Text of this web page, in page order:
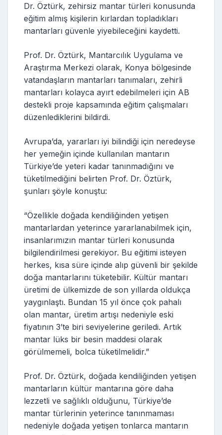
Dr. Öztürk, zehirsiz mantar türleri konusunda
eğitim almış kişilerin kırlardan topladıkları
mantarları güvenle yiyebileceğini kaydetti.
Prof. Dr. Öztürk, Mantarcılık Uygulama ve
Araştırma Merkezi olarak, Konya bölgesinde
vatandaşların mantarları tanımaları, zehirli
mantarları kolayca ayırt edebilmeleri için AB
destekli proje kapsamında eğitim çalışmaları
düzenlediklerini bildirdi.
Avrupa’da, yararları iyi bilindiği için neredeyse
her yemeğin içinde kullanılan mantarın
Türkiye’de yeteri kadar tanınmadığını ve
tüketilmediğini belirten Prof. Dr. Öztürk,
şunları şöyle konuştu:
“Özellikle doğada kendiliğinden yetişen
mantarlardan yeterince yararlanabilmek için,
insanlarımızın mantar türleri konusunda
bilgilendirilmesi gerekiyor. Bu eğitimi isteyen
herkes, kısa süre içinde alıp güvenli bir şekilde
doğa mantarlarını tüketebilir. Kültür mantarı
üretimi de ülkemizde de son yıllarda oldukça
yaygınlaştı. Bundan 15 yıl önce çok pahalı
olan mantar, üretim artışı nedeniyle eski
fiyatının 3’te biri seviyelerine geriledi. Artık
mantar lüks bir besin maddesi olarak
görülmemeli, bolca tüketilmelidir.”
Prof. Dr. Öztürk, doğada kendiliğinden yetişen
mantarların kültür mantarına göre daha
lezzetli ve sağlıklı olduğunu, Türkiye’de
mantar türlerinin yeterince tanınmaması
nedeniyle doğada yetişen tonlarca mantarın